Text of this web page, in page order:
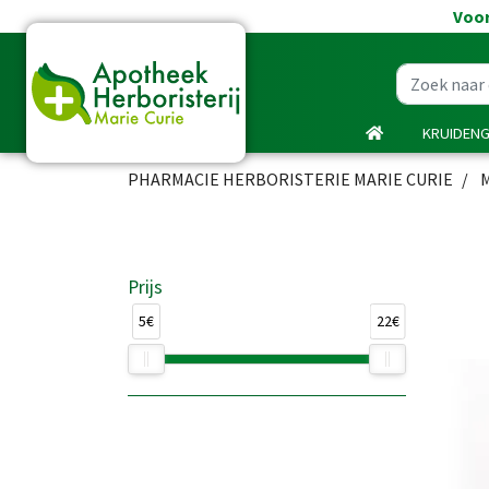
PHARMACIE HERBORISTERIE MARIE CURIE
Prijs
5€ 22€